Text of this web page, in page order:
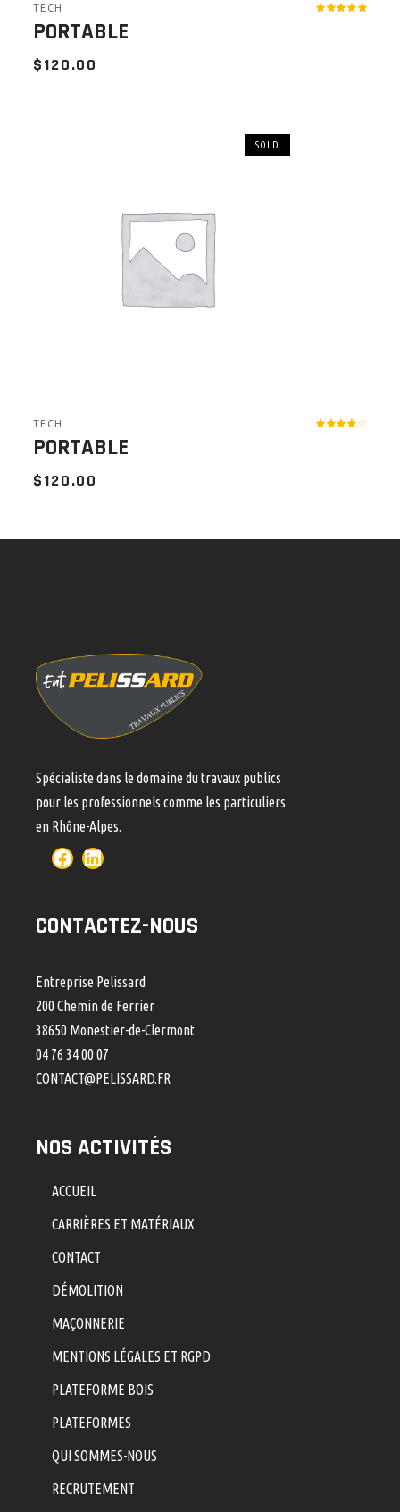
TECH
PORTABLE
$120.00
SOLD
TECH
PORTABLE
$120.00
Spécialiste dans le domaine du travaux publics
pour les professionnels comme les particuliers
en Rhône-Alpes.
CONTACTEZ-NOUS
Entreprise Pelissard
200 Chemin de Ferrier
38650 Monestier-de-Clermont
04 76 34 00 07
CONTACT@PELISSARD.FR
NOS ACTIVITÉS
ACCUEIL
CARRIÈRES ET MATÉRIAUX
CONTACT
DÉMOLITION
MAÇONNERIE
MENTIONS LÉGALES ET RGPD
PLATEFORME BOIS
PLATEFORMES
QUI SOMMES-NOUS
RECRUTEMENT